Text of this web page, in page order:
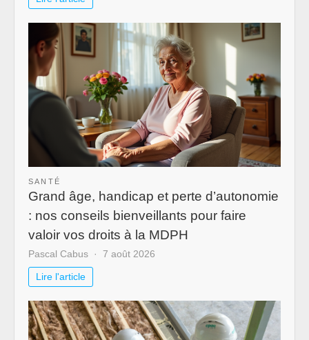
SANTÉ
Grand âge, handicap et perte d’autonomie
: nos conseils bienveillants pour faire
valoir vos droits à la MDPH
Pascal Cabus 7 août 2026
Lire l'article